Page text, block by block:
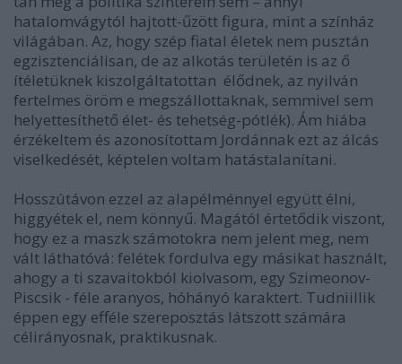
hatalomvágytól hajtott-űzött figura, mint a színház
világában. Az, hogy szép fiatal életek nem pusztán
egzisztenciálisan, de az alkotás területén is az ő
ítéletüknek kiszolgáltatottan élődnek, az nyilván
fertelmes öröm e megszállottaknak, semmivel sem
helyettesíthető élet- és tehetség-pótlék). Ám hiába
érzékeltem és azonosítottam Jordánnak ezt az álcás
viselkedését, képtelen voltam hatástalanítani.
Hosszútávon ezzel az alapélménnyel együtt élni,
higgyétek el, nem könnyű. Magától értetődik viszont,
hogy ez a maszk számotokra nem jelent meg, nem
vált láthatóvá: felétek fordulva egy másikat használt,
ahogy a ti szavaitokból kiolvasom, egy Szimeonov-
Piscsik - féle aranyos, hóhányó karaktert. Tudniillik
éppen egy efféle szereposztás látszott számára
célirányosnak, praktikusnak.